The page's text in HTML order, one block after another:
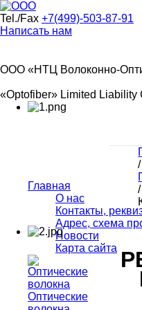
Tel./Fax +7(499)-503-87-91
Написать нам
ООО «НТЦ Волоконно-
«Optofiber» Limited Liability
/
/
Главная
О нас
Контакты,
Адрес, схема
Новости
Карта сайта
Оптические